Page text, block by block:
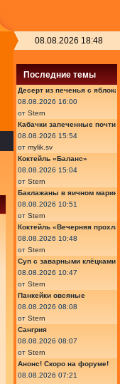
08.08.2026 18:48
Последние темы
Десерт из печенья с
08.08.2026 16:00
от Stern
Кабачки запеченные
08.08.2026 15:54
от mylik.sv
Коктейль «Баланс»
08.08.2026 15:04
от Stern
Баклажаны в яичном
08.08.2026 10:51
от Stern
Коктейль «Вечерняя
08.08.2026 10:48
от Stern
Суп с заварными клёцками
08.08.2026 10:47
от Stern
Панкейки овсяные
08.08.2026 08:08
от Stern
Сангрия
08.08.2026 08:07
от Stern
Анонс! Скоро на форуме!
08.08.2026 07:21